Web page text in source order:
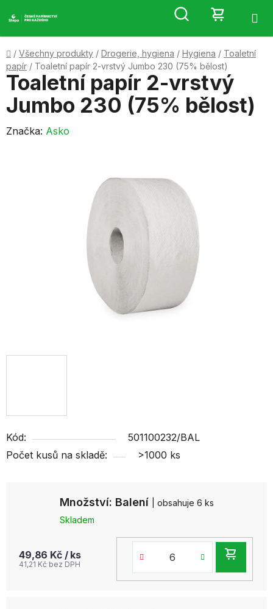
na
Hledat
KOŠÍK
Domů
/ Všechny produkty / Drogerie, hygiena / Hygiena / Toaletní
papír / Toaletní papír 2-vrstvý Jumbo 230 (75% bělost)
Množství: Balení
| obsahuje 6 ks
Skladem
49,86 Kč / ks
41,21 Kč bez DPH
Kód:
501100232/BAL
Počet kusů na skladě:
>1000 ks
Toaletní papír 2-vrstvý
Jumbo 230 (75% bělost)
Značka: Asko